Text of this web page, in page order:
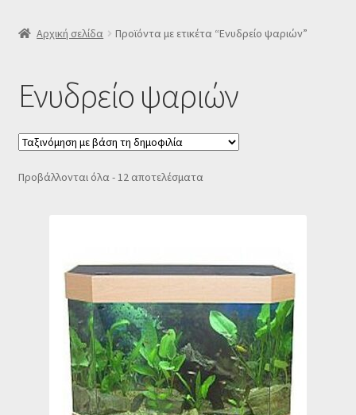
SLIDER
Δελτίο νέων
Κατάστημα
Ο λογαριασμός μου
Αρχική σελίδα Προϊόντα με ετικέτα “Ενυδρείο ψαριών”
Ενυδρείο ψαριών
Προβάλλονται όλα - 12 αποτελέσματαSorted